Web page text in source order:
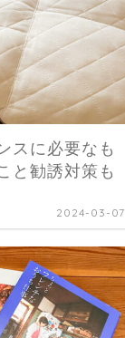
スに必要なも
と勧誘対策も
2024-03-07